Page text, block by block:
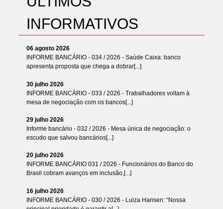
INFORMATIVOS
06 agosto 2026
INFORME BANCÁRIO - 034 / 2026 - Saúde Caixa: banco
apresenta proposta que chega a dobrar[...]
30 julho 2026
INFORME BANCÁRIO - 033 / 2026 - Trabalhadores voltam à
mesa de negociação com os bancos[...]
29 julho 2026
Informe bancário - 032 / 2026 - Mesa única de negociação: o
escudo que salvou bancários[...]
20 julho 2026
INFORME BANCÁRIO 031 / 2026 - Funcionários do Banco do
Brasil cobram avanços em inclusão,[...]
16 julho 2026
INFORME BANCÁRIO - 030 / 2026 - Luiza Hansen: “Nossa